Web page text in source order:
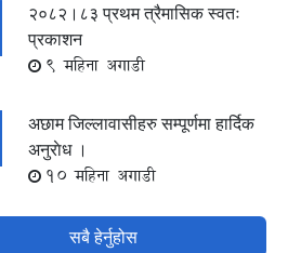
२०८२।८३ प्रथम त्रैमासिक स्वतः
प्रकाशन
9 महिना अगाडी
अछाम जिल्लावासीहरु सम्पूर्णमा हार्दिक
अनुराेध ।
10 महिना अगाडी
सबै हेर्नुहोस